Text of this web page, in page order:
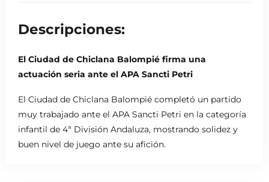
Descripciones:
El Ciudad de Chiclana Balompié firma una
actuación seria ante el APA Sancti Petri
El Ciudad de Chiclana Balompié completó un partido
muy trabajado ante el APA Sancti Petri en la categoría
infantil de 4ª División Andaluza, mostrando solidez y
buen nivel de juego ante su afición.